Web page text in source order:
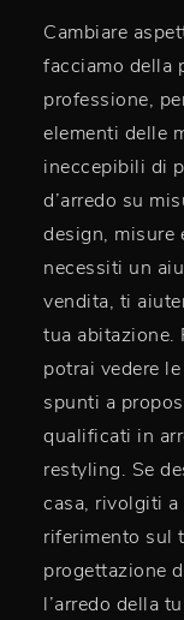
Cambiare
facciamo della
professione,
elementi delle
ineccepibili di
d’arredo su
design, misure
necessiti un
vendita, ti
tua abitazione.
potrai vedere
spunti a
qualificati in
restyling. Se
casa, rivolgiti
riferimento sul
progettazione
l’arredo della